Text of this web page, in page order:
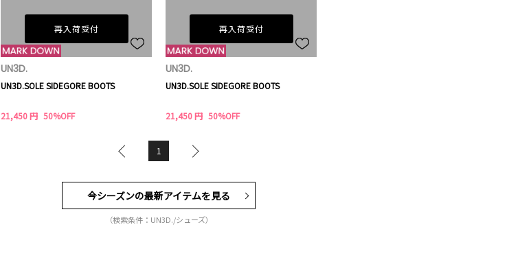
再入荷受付
UN3D.
UN3D.SOLE SIDEGORE BOOTS
21,450 円 50%OFF
再入荷受付
UN3D.
UN3D.SOLE SIDEGORE BOOTS
21,450 円 50%OFF
1
今シーズンの最新アイテムを見る
（検索条件：UN3D./シューズ）